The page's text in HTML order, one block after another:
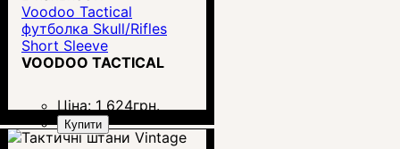
Voodoo Tactical
футболка Skull/Rifles
Short Sleeve
VOODOO TACTICAL
Ціна:1 624грн.
Купити